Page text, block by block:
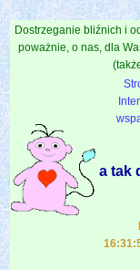
Dostrzeganie bliźnich i
poważnie, o nas, dla
a tak